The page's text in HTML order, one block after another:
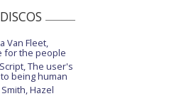
Van Fleet,
for the people
The user's
being human
Smith, Hazel